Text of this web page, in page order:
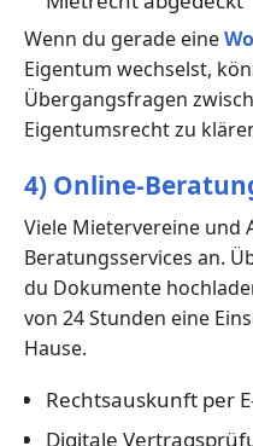
Wenn du gerade eine
Eigentum wechselst,
Übergangsfragen
Eigentumsrecht zu
4) Online-
Viele Mietervereine und
Beratungsservices an.
du Dokumente
von 24 Stunden eine
Hause.
Rechtsauskunft per
Digitale